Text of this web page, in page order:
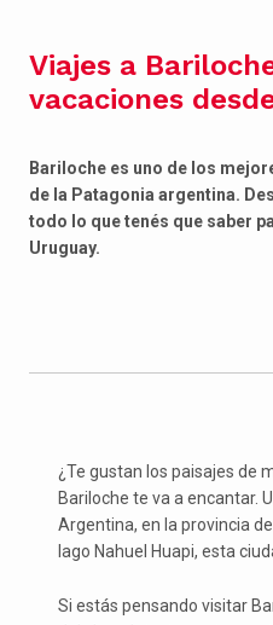
Viajes a
vacaciones
Bariloche es uno de los
de la Patagonia argentina.
todo lo que tenés que saber
Uruguay.
¿Te gustan los paisajes de
Bariloche te va a encantar.
Argentina, en la provincia
lago Nahuel Huapi, esta
Si estás pensando visitar